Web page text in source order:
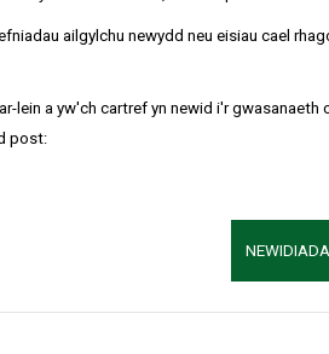
ailgylchu newydd neu eisiau cael
lein a yw'ch cartref yn newid i'r
post:
gan y Cyngor.
ond dim ond i'r ffin sy'n rhedeg
o hyd i ddatrysiad addas cyn torri
gwerthfawrogi rhywfaint o
i ffensys ffiniau) yn fater sifil a
chi yw ei waredu, oni bai
llygod mawr a bach yn y tymor byr.